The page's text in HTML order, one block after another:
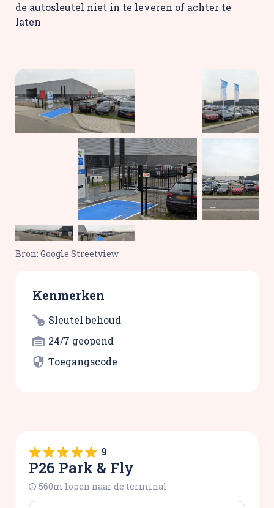
de autosleutel niet in te leveren of achter te
laten
Bron: Google Streetview
Kenmerken
Sleutel behoud
24/7 geopend
Toegangscode
9
P26 Park & Fly
560m lopen naar de terminal